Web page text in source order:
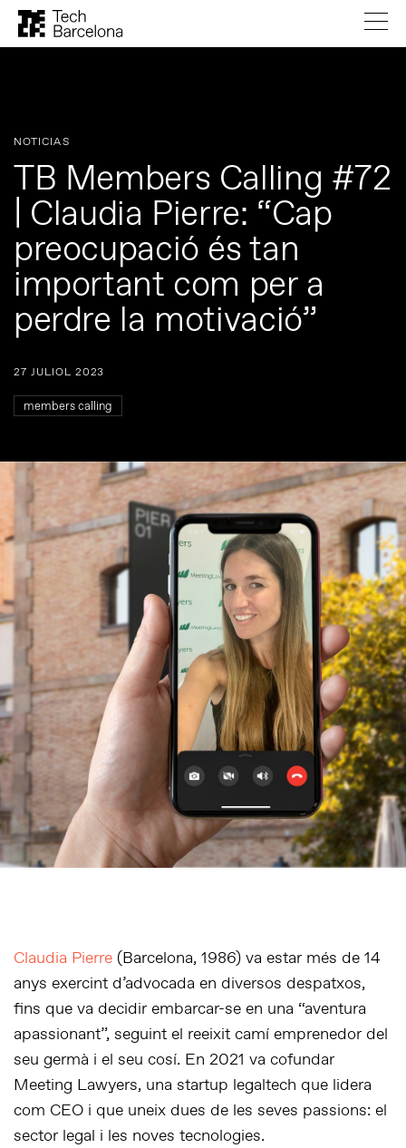
NOTICIAS
TB Members Calling #72
| Claudia Pierre: “Cap
preocupació és tan
important com per a
perdre la motivació”
27 JULIOL 2023
members calling
Claudia Pierre (Barcelona, 1986) va estar més de 14
anys exercint d’advocada en diversos despatxos,
fins que va decidir embarcar-se en una “aventura
apassionant”, seguint el reeixit camí emprenedor del
seu germà i el seu cosí. En 2021 va cofundar
Meeting Lawyers, una startup legaltech que lidera
com CEO i que uneix dues de les seves passions: el
sector legal i les noves tecnologies.